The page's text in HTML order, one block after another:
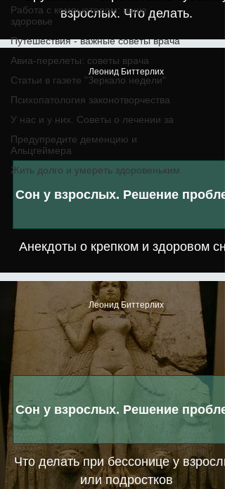
Работа с компьютером: ваше
здоровье
Путешествия - важные советы врача
Авиа-перелеты: советы врача
Статьи в газете "Зеркало недели"
Психопатология законотворчества
У нас и у них. Советы о лечении за
Предупредите деменцию и
Альцгеймера
Жить долго и умереть здоровеньким
взрослых. Что делать.
Анекдоты о крепком и здоровом
Сон у взрослых. Решение
Леонид Биттерлих
Что делать при бессонице у
или подростков
Сон у взрослых. Решение
Леонид Биттерлих